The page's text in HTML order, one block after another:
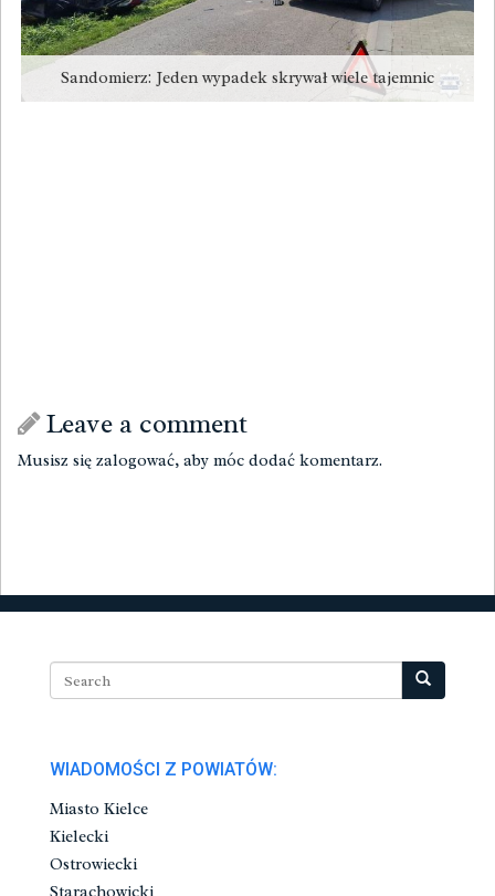
Sandomierz: Jeden wypadek skrywał wiele tajemnic
Leave a comment
Musisz się zalogować, aby móc dodać komentarz.
WIADOMOŚCI Z POWIATÓW:
Miasto Kielce
Kielecki
Ostrowiecki